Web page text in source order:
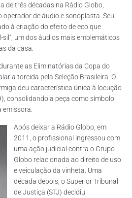
de três décadas na Rádio Globo,
de áudio e sonoplasta. Seu
à criação do efeito de eco que
sil”, um dos áudios mais emblemáticos
da casa.
as Eliminatórias da Copa do
a torcida pela Seleção Brasileira. O
deu característica única à locução
consolidando a peça como símbolo
Após deixar a Rádio Globo, em
2011, o profissional ingressou com
uma ação judicial contra o Grupo
Globo relacionada ao direito de uso
e veiculação da vinheta. Uma
década depois, o Superior Tribunal
de Justiça (STJ) decidiu